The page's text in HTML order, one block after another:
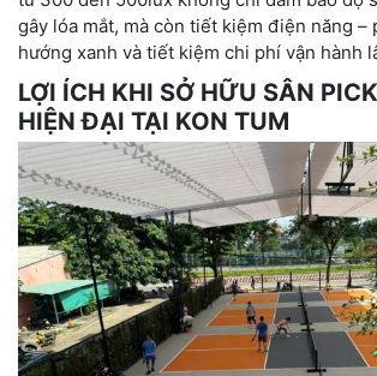
gây lóa mắt, mà còn tiết kiệm điện năng –
hướng xanh và tiết kiệm chi phí vận hành
LỢI ÍCH KHI SỞ HỮU SÂN
HIỆN ĐẠI TẠI KON TUM